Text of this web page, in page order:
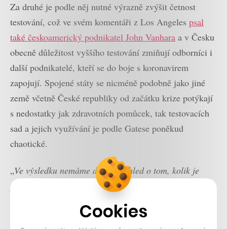
Za druhé je podle něj nutné výrazně zvýšit četnost
testování, což ve svém komentáři z Los Angeles psal
také českoamerický podnikatel John Vanhara a v Česku
obecně důležitost vyššího testování zmiňují odborníci i
další podnikatelé, kteří se do boje s koronavirem
zapojují. Spojené státy se nicméně podobně jako jiné
země včetně České republiky od začátku krize potýkají
s nedostatky jak zdravotních pomůcek, tak testovacích
sad a jejich využívání je podle Gatese poněkud
chaotické.
„Ve výsledku nemáme dobrý přehled o tom, kolik je
případů nakažených nebo kde se virus pravděpodobně
Gates. Přesto se alespoň na některých místech
Cookies